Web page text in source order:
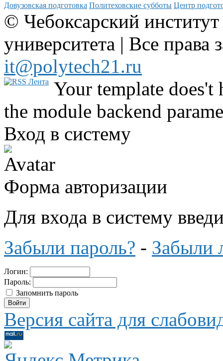
Довузовская подготовка Политеховские субботы Центр
© Чебоксарский
университета | Все
it@polytech21.ru
Your template
the module backend
Вход в систему
Форма авторизации
Для входа в систему
Забыли пароль? - Забыли
Логин:
Пароль:
Запомнить пароль
Версия сайта для